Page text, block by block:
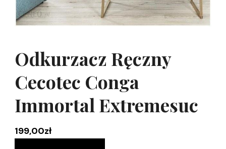
Odkurzacz Ręczny
Cecotec Conga
Immortal Extremesuc
199,00zł